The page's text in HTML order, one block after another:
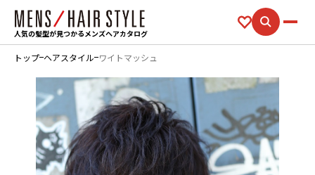
人気の髪型が見つかるメンズヘアカタログ
トップ ヘアスタイル ワイトマッシュ